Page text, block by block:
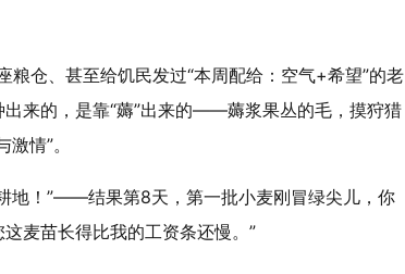
仓、甚至给饥民发过“本周配给：空气+希望”的老
出来的，是靠“薅”出来的——薅浆果丛的毛，摸狩猎
情”。
地！”——结果第8天，第一批小麦刚冒绿尖儿，你
麦苗长得比我的工资条还慢。”